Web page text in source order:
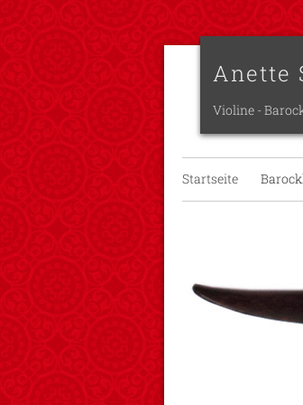
Anette
Violine -
Startseite